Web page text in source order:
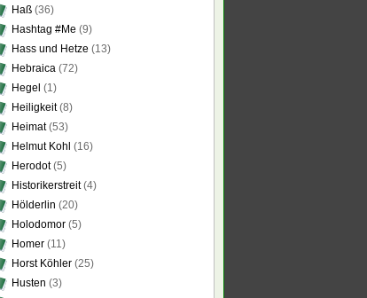
Haß (36)
Hashtag #Me (9)
Hass und Hetze (13)
Hebraica (72)
Hegel (1)
Heiligkeit(8)
Heimat(53)
Helmut Kohl (16)
Herodot(5)
Historikerstreit(4)
Hölderlin (20)
Holodomor (5)
Homer (11)
Horst Köhler (25)
Husten (3)